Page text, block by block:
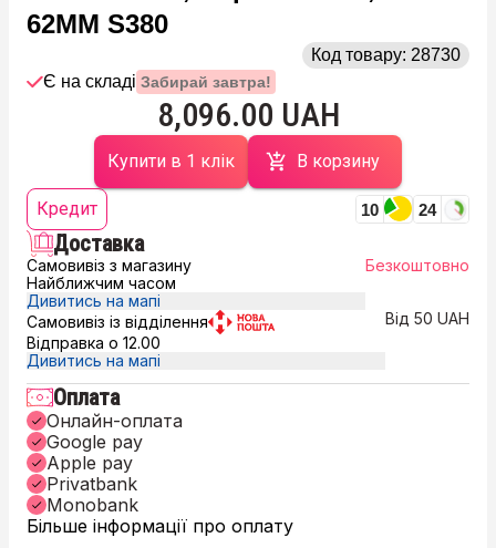
62MM S380
Код товару: 28730
Є на складі Забирай завтра!
8,096.00 UAH
Купити в 1 клік В корзину
Кредит 10 24
Доставка
Самовивіз з магазину
Найближчим часом
Дивитись на мапі
Безкоштовно
Самовивіз із відділення
Відправка о 12.00
Дивитись на мапі
Від 50 UAH
Оплата
Онлайн-оплата
Google pay
Apple pay
Privatbank
Monobank
Більше інформації про оплату